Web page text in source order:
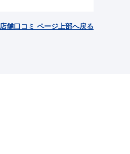
店舗口コミ ページ上部へ戻る